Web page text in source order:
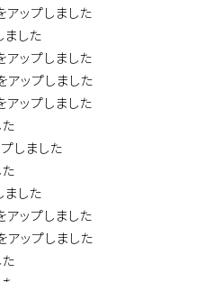
アップしました
ました
アップしました
アップしました
アップしました
しました
ました
アップしました
アップしました